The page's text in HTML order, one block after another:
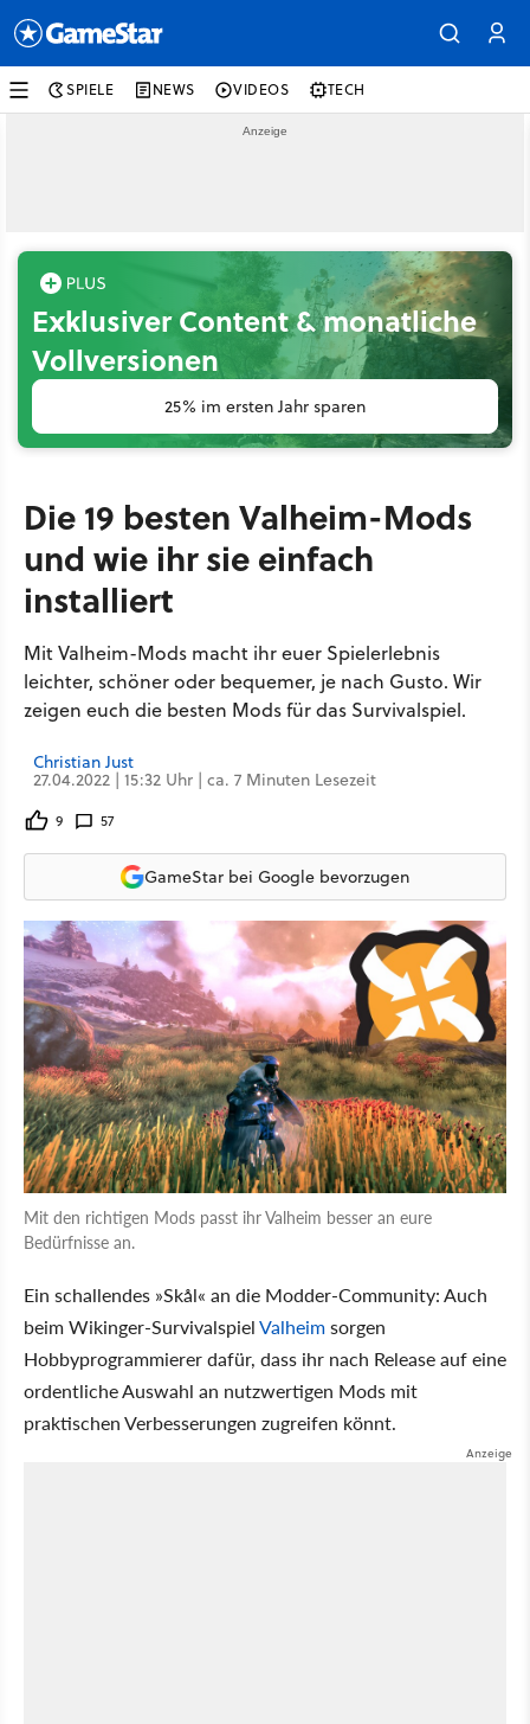
SPIELE NEWS VIDEOS TECH
Exklusiver Content & monatliche
Vollversionen
25% im ersten Jahr sparen
Die 19 besten Valheim-Mods
und wie ihr sie einfach
installiert
Mit Valheim-Mods macht ihr euer Spielerlebnis
leichter, schöner oder bequemer, je nach Gusto. Wir
zeigen euch die besten Mods für das Survivalspiel.
Christian Just
27.04.2022 | 15:32 Uhr | ca. 7 Minuten Lesezeit
9 57
GameStar bei Google bevorzugen
Mit den richtigen Mods passt ihr Valheim besser an eure
Bedürfnisse an.
Ein schallendes »Skål« an die Modder-Community: Auch
beim Wikinger-SurvivalspielValheimsorgen
Hobbyprogrammierer dafür, dass ihr nach Release auf eine
ordentliche Auswahl an nutzwertigen Mods mit
praktischen Verbesserungen zugreifen könnt.